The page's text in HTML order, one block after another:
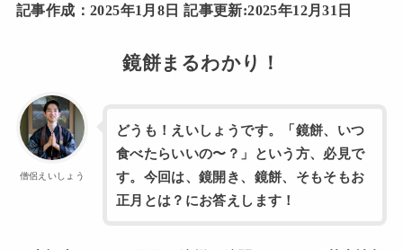
記事作成：2025年1月8日 記事更新:2025年12月31日
鏡餅まるわかり！
僧侶えいしょう
どうも！えいしょうです。「鏡餅、いつ
食べたらいいの〜？」という方、必見で
す。今回は、鏡開き、鏡餅、そもそもお
正月とは？にお答えします！